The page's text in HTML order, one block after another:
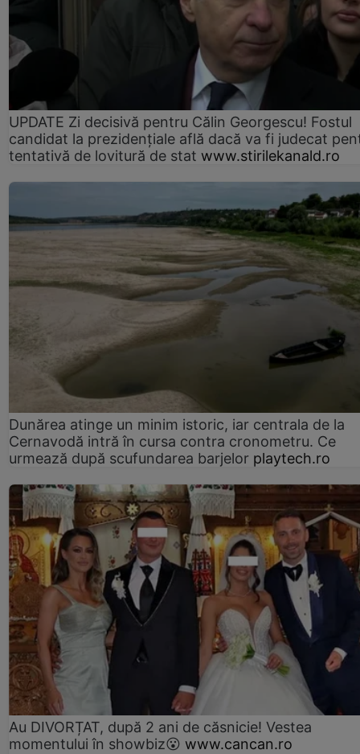
UPDATE Zi decisivă pentru Călin Georgescu! Fostul
candidat la prezidențiale află dacă va fi judecat
tentativă de lovitură de stat www.stirilekanald.ro
Dunărea atinge un minim istoric, iar centrala de la
Cernavodă intră în cursa contra cronometru. Ce
urmează după scufundarea barjelor playtech.ro
Au DIVORȚAT, după 2 ani de căsnicie! Vestea
momentului în showbiz😮 www.cancan.ro